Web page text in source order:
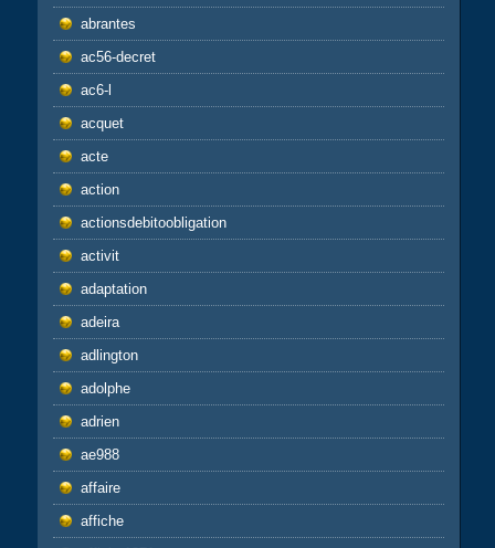
abrantes
ac56-decret
ac6-l
acquet
acte
action
actionsdebitoobligation
activit
adaptation
adeira
adlington
adolphe
adrien
ae988
affaire
affiche